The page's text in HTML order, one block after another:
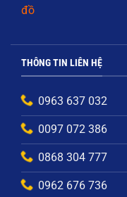
đồ
THÔNG TIN LIÊN HỆ
0963 637 032
0097 072 386
0868 304 777
0962 676 736